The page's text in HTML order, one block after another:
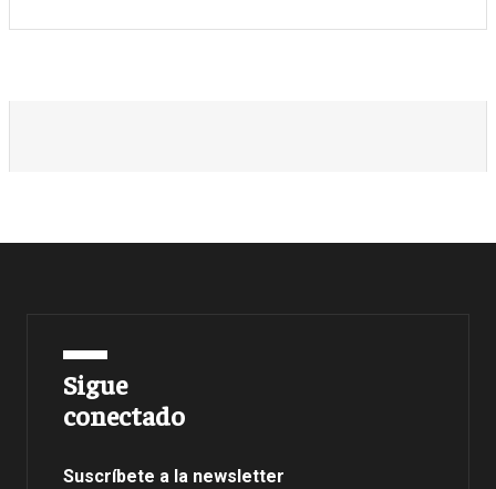
Sigue
conectado
Suscríbete a la newsletter